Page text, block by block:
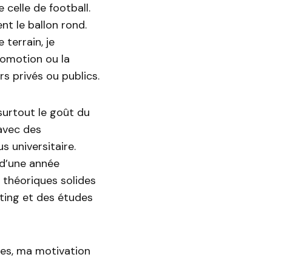
celle de football.
le ballon rond.
terrain, je
ou la
privés ou publics.
le goût du
des
universitaire.
année
théoriques solides
et des études
ma motivation